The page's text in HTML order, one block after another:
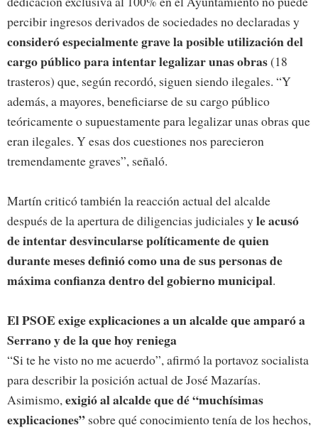
percibir ingresos derivados de sociedades no declaradas y
consideró especialmente grave la posible utilización del
cargo público para intentar legalizar unas obras(18
trasteros) que, según recordó, siguen siendo ilegales. “Y
además, a mayores, beneficiarse de su cargo público
teóricamente o supuestamente para legalizar unas obras que
eran ilegales. Y esas dos cuestiones nos parecieron
tremendamente graves”, señaló.
Martín criticó también la reacción actual del alcalde
después de la apertura de diligencias judiciales yle acusó
de intentar desvincularse políticamente de quien
durante meses definió como una de sus personas de
máxima confianza dentro del gobierno municipal.
El PSOE exige explicaciones a un alcalde que amparó a
Serrano y de la que hoy reniega
“Si te he visto no me acuerdo”, afirmó la portavoz socialista
para describir la posición actual de José Mazarías.
Asimismo,exigió al alcalde que dé “muchísimas
explicaciones” sobre qué conocimiento tenía de los hechos,